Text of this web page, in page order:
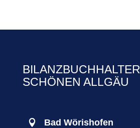
BILANZBUCHHALTER
SCHÖNEN ALLGÄU
 Bad Wörishofen